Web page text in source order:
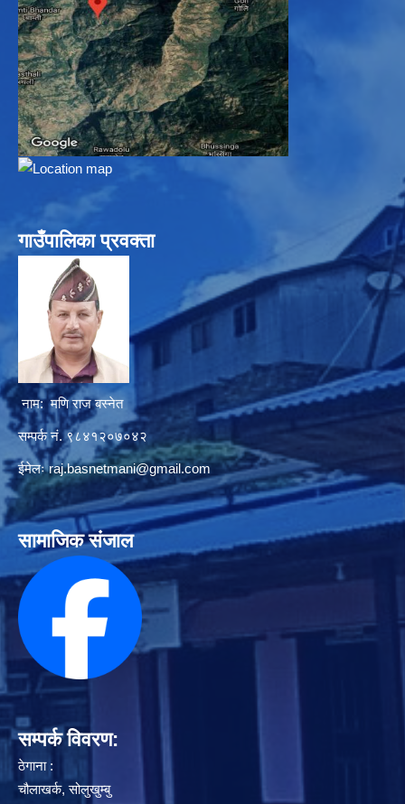
गाउँपालिका प्रवक्ता
नाम: मणि राज बस्नेत
सम्पर्क नं. ९८४१२०७०४२
ईमेलःraj.basnetmani@gmail.com
सामाजिक संजाल
सम्पर्क विवरण:
ठेगाना :
चौलाखर्क, सोलुखुम्बु